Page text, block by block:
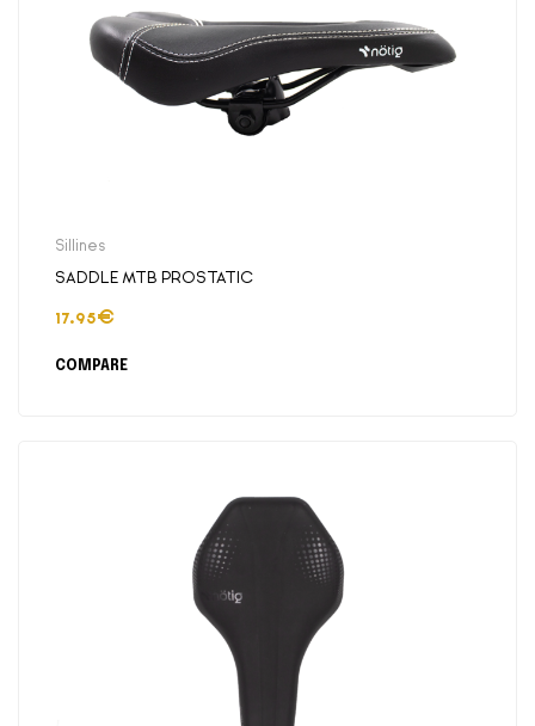
Sillines
SADDLE MTB PROSTATIC
17.95€
COMPARE